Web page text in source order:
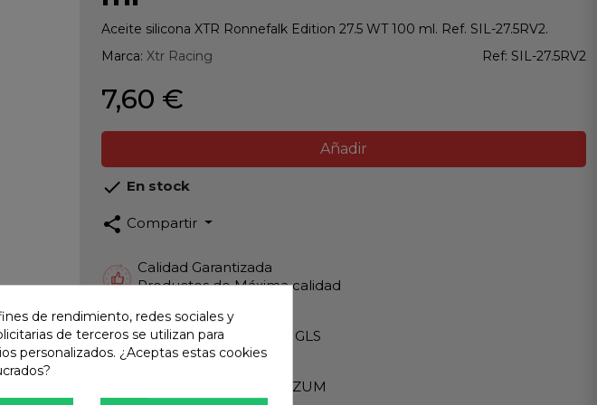
Aceite silicona XTR Ronnefalk Edition 27.5 WT 100 ml. Ref. SIL-27.5RV2.
Marca: Xtr Racing Ref: SIL-27.5RV2
7,60 €
Añadir
 En stock
share Compartir
Calidad Garantizada
Productos de Máxima calidad
Envío Rápido
Envios Internacionales GLS
TARJETA - PAYPAL - BIZUM
de rendimiento, redes sociales y
de terceros se utilizan para
personalizados. ¿Aceptas estas cookies